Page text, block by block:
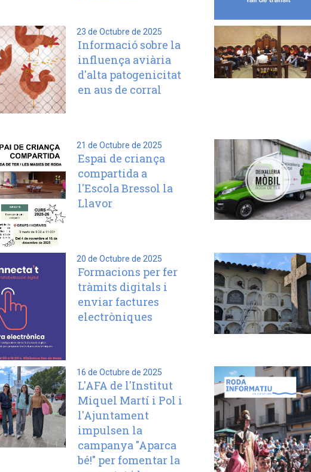
23 de Octubre de 2025
Informació sobre la
influença aviària
d'alta patogenicitat
en aus de corral
21 de Octubre de 2025
Espai de criança
compartida a
l'Escola Bressol la
Llavor
20 de Octubre de 2025
Formacions per fer
tràmits digitals i
enviar factures
electròniques
16 de Octubre de 2025
L'AFA de l'Institut
Miquel Martí i Pol i
l'Ajuntament
impulsen la
campanya "Aparca
bé!" per fomentar la